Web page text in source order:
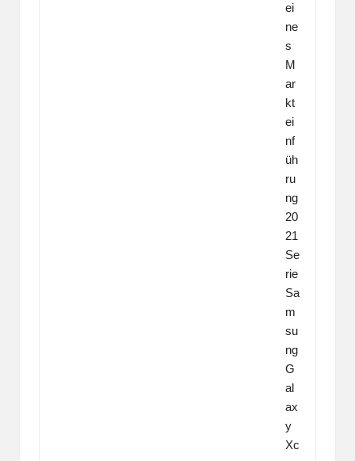
ei
ne
s
M
ar
kt
ei
nf
üh
ru
ng
20
21
Se
rie
Sa
m
su
ng
G
al
ax
y
Xc